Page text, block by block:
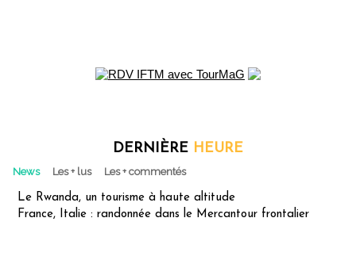
DERNIÈRE HEURE
News Les + lus Les + commentés
Le Rwanda, un tourisme à haute altitude
France, Italie : randonnée dans le Mercantour frontalier